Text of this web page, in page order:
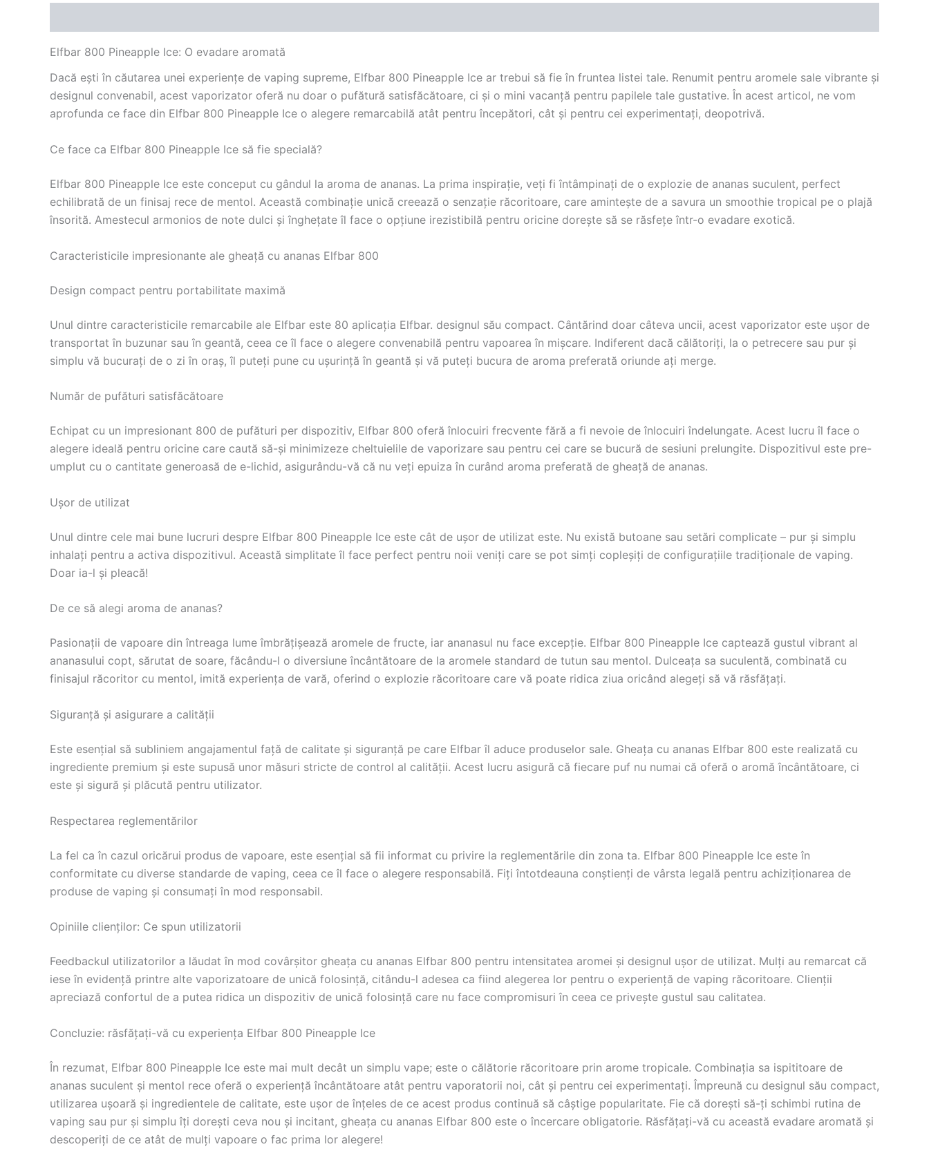
Elfbar 800 Pineapple Ice: O evadare aromată
Dacă ești în căutarea unei experiențe de vaping supreme, Elfbar 800 Pineapple Ice ar trebui să fie în fruntea listei tale. Renumit pentru aromele sale vibrante și
designul convenabil, acest vaporizator oferă nu doar o pufătură satisfăcătoare, ci și o mini vacanță pentru papilele tale gustative. În acest articol, ne vom
aprofunda ce face din Elfbar 800 Pineapple Ice o alegere remarcabilă atât pentru începători, cât și pentru cei experimentați, deopotrivă.
Ce face ca Elfbar 800 Pineapple Ice să fie specială?
Elfbar 800 Pineapple Ice este conceput cu gândul la aroma de ananas. La prima inspirație, veți fi întâmpinați de o explozie de ananas suculent, perfect
echilibrată de un finisaj rece de mentol. Această combinație unică creează o senzație răcoritoare, care amintește de a savura un smoothie tropical pe o plajă
însorită. Amestecul armonios de note dulci și înghețate îl face o opțiune irezistibilă pentru oricine dorește să se răsfețe într-o evadare exotică.
Caracteristicile impresionante ale gheață cu ananas Elfbar 800
Design compact pentru portabilitate maximă
Unul dintre caracteristicile remarcabile ale Elfbar este 80 aplicația Elfbar. designul său compact. Cântărind doar câteva uncii, acest vaporizator este ușor de
transportat în buzunar sau în geantă, ceea ce îl face o alegere convenabilă pentru vapoarea în mișcare. Indiferent dacă călătoriți, la o petrecere sau pur și
simplu vă bucurați de o zi în oraș, îl puteți pune cu ușurință în geantă și vă puteți bucura de aroma preferată oriunde ați merge.
Număr de pufături satisfăcătoare
Echipat cu un impresionant 800 de pufături per dispozitiv, Elfbar 800 oferă înlocuiri frecvente fără a fi nevoie de înlocuiri îndelungate. Acest lucru îl face o
alegere ideală pentru oricine care caută să-și minimizeze cheltuielile de vaporizare sau pentru cei care se bucură de sesiuni prelungite. Dispozitivul este pre-
umplut cu o cantitate generoasă de e-lichid, asigurându-vă că nu veți epuiza în curând aroma preferată de gheață de ananas.
Ușor de utilizat
Unul dintre cele mai bune lucruri despre Elfbar 800 Pineapple Ice este cât de ușor de utilizat este. Nu există butoane sau setări complicate – pur și simplu
inhalați pentru a activa dispozitivul. Această simplitate îl face perfect pentru noii veniți care se pot simți copleșiți de configurațiile tradiționale de vaping.
Doar ia-l și pleacă!
De ce să alegi aroma de ananas?
Pasionații de vapoare din întreaga lume îmbrățișează aromele de fructe, iar ananasul nu face excepție. Elfbar 800 Pineapple Ice captează gustul vibrant al
ananasului copt, sărutat de soare, făcându-l o diversiune încântătoare de la aromele standard de tutun sau mentol. Dulceața sa suculentă, combinată cu
finisajul răcoritor cu mentol, imită experiența de vară, oferind o explozie răcoritoare care vă poate ridica ziua oricând alegeți să vă răsfățați.
Siguranță și asigurare a calității
Este esențial să subliniem angajamentul față de calitate și siguranță pe care Elfbar îl aduce produselor sale. Gheața cu ananas Elfbar 800 este realizată cu
ingrediente premium și este supusă unor măsuri stricte de control al calității. Acest lucru asigură că fiecare puf nu numai că oferă o aromă încântătoare, ci
este și sigură și plăcută pentru utilizator.
Respectarea reglementărilor
La fel ca în cazul oricărui produs de vapoare, este esențial să fii informat cu privire la reglementările din zona ta. Elfbar 800 Pineapple Ice este în
conformitate cu diverse standarde de vaping, ceea ce îl face o alegere responsabilă. Fiți întotdeauna conștienți de vârsta legală pentru achiziționarea de
produse de vaping și consumați în mod responsabil.
Opiniile clienților: Ce spun utilizatorii
Feedbackul utilizatorilor a lăudat în mod covârșitor gheața cu ananas Elfbar 800 pentru intensitatea aromei și designul ușor de utilizat. Mulți au remarcat că
iese în evidență printre alte vaporizatoare de unică folosință, citându-l adesea ca fiind alegerea lor pentru o experiență de vaping răcoritoare. Clienții
apreciază confortul de a putea ridica un dispozitiv de unică folosință care nu face compromisuri în ceea ce privește gustul sau calitatea.
Concluzie: răsfățați-vă cu experiența Elfbar 800 Pineapple Ice
În rezumat, Elfbar 800 Pineapple Ice este mai mult decât un simplu vape; este o călătorie răcoritoare prin arome tropicale. Combinația sa ispititoare de
ananas suculent și mentol rece oferă o experiență încântătoare atât pentru vaporatorii noi, cât și pentru cei experimentați. Împreună cu designul său compact,
utilizarea ușoară și ingredientele de calitate, este ușor de înțeles de ce acest produs continuă să câștige popularitate. Fie că dorești să-ți schimbi rutina de
vaping sau pur și simplu îți dorești ceva nou și incitant, gheața cu ananas Elfbar 800 este o încercare obligatorie. Răsfățați-vă cu această evadare aromată și
descoperiți de ce atât de mulți vapoare o fac prima lor alegere!